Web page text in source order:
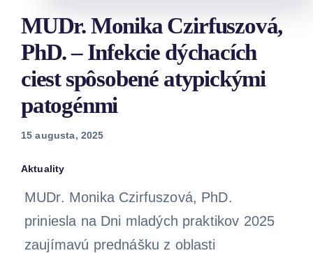
Staňte
MUDr. Monika Czirfuszová,
PhD. – Infekcie dýchacích
ciest spôsobené atypickými
patogénmi
15 augusta, 2025
Aktuality
MUDr. Monika Czirfuszová, PhD.
priniesla na Dni mladých praktikov 2025
zaujímavú prednášku z oblasti